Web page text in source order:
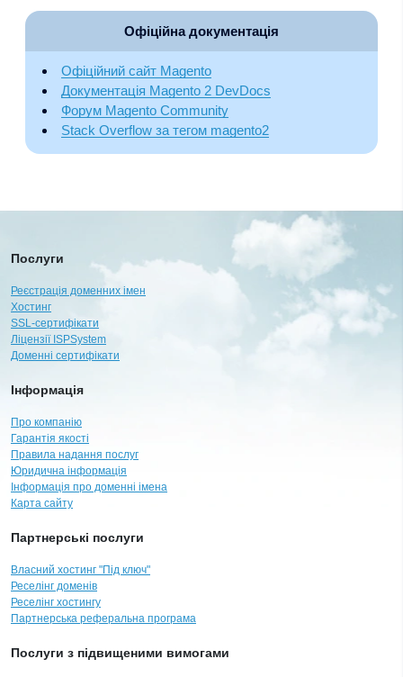
Офіційна документація
Офіційний сайт Magento
Документація Magento 2 DevDocs
Форум Magento Community
Stack Overflow за тегом magento2
Послуги
Реєстрація доменних імен
Хостинг
SSL-сертифікати
Ліцензії ISPSystem
Доменні сертифікати
Інформація
Про компанію
Гарантія якості
Правила надання послуг
Юридична інформація
Інформація про доменні імена
Карта сайту
Партнерські послуги
Власний хостинг "Під ключ"
Реселінг доменів
Реселінг хостингу
Партнерська реферальна програма
Послуги з підвищеними вимогами